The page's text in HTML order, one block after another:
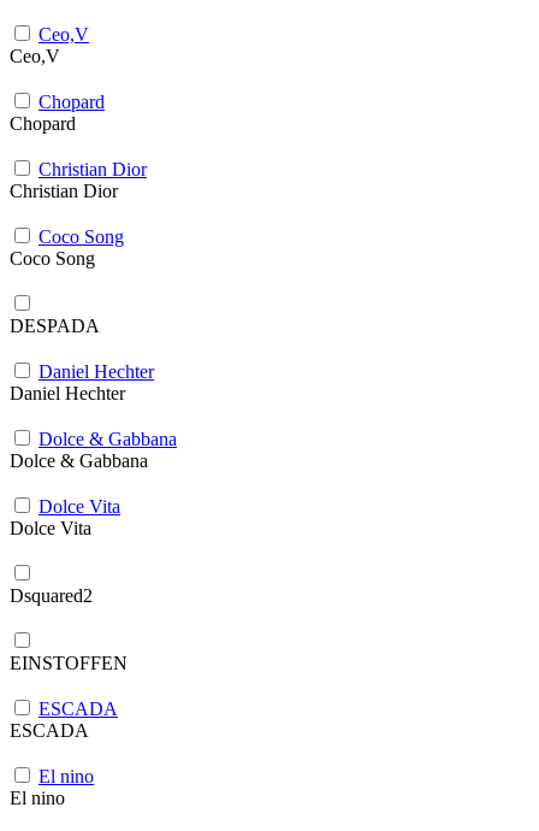
Ceo,V
Ceo,V
Chopard
Chopard
Christian Dior
Christian Dior
Coco Song
Coco Song
DESPADA
Daniel Hechter
Daniel Hechter
Dolce & Gabbana
Dolce & Gabbana
Dolce Vita
Dolce Vita
Dsquared2
EINSTOFFEN
ESCADA
ESCADA
El nino
El nino